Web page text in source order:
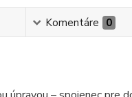
Komentáre 0